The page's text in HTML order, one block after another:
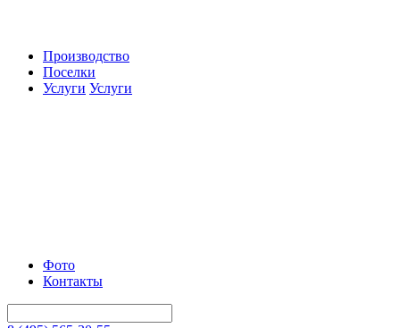
Производство
Поселки
Услуги Услуги
Фото
Контакты